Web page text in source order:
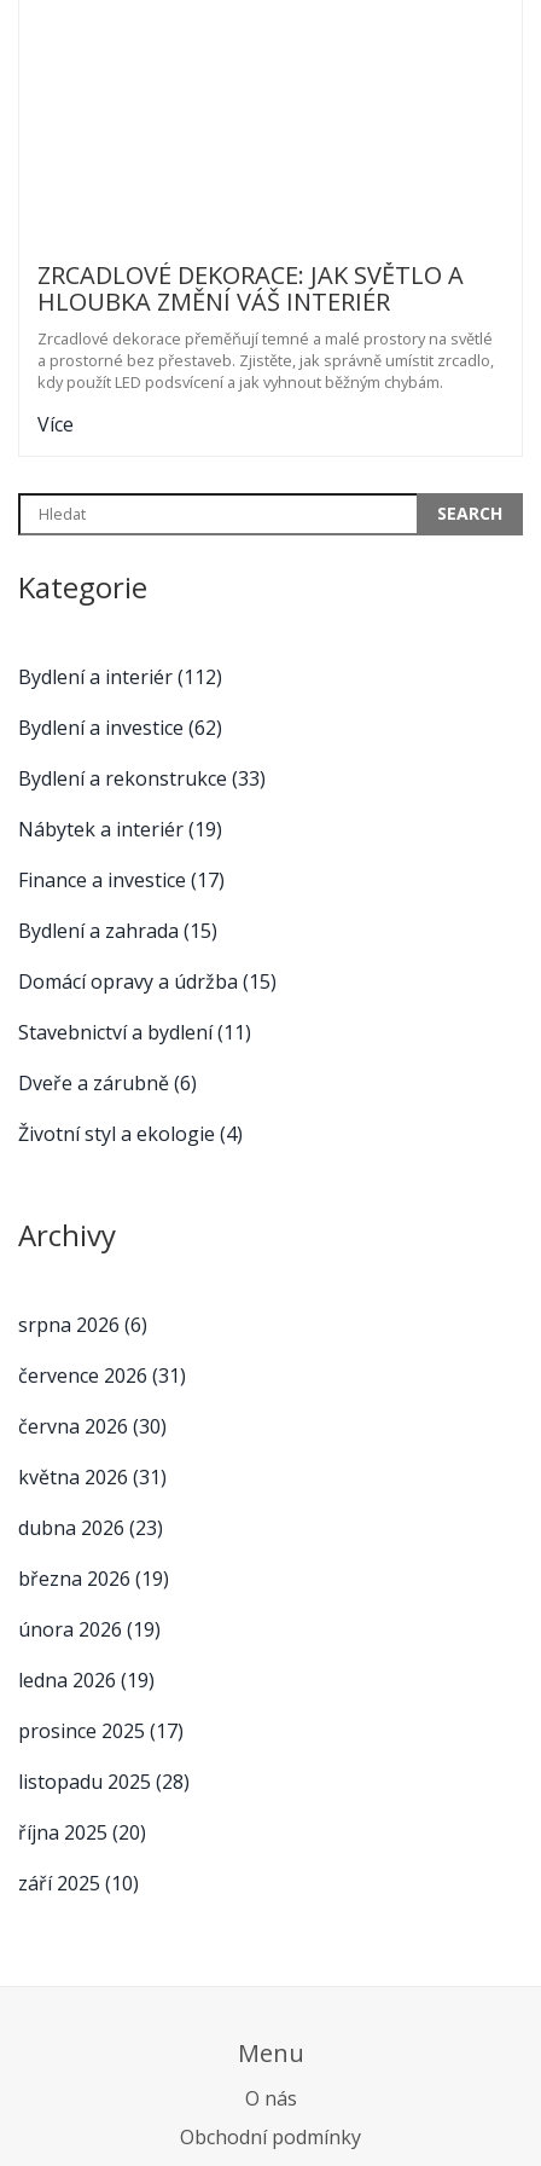
ZRCADLOVÉ DEKORACE: JAK SVĚTLO A
HLOUBKA ZMĚNÍ VÁŠ INTERIÉR
Zrcadlové dekorace přeměňují temné a malé prostory na světlé
a prostorné bez přestaveb. Zjistěte, jak správně umístit zrcadlo,
kdy použít LED podsvícení a jak vyhnout běžným chybám.
Více
Kategorie
Bydlení a interiér(112)
Bydlení a investice (62)
Bydlení a rekonstrukce (33)
Nábytek a interiér(19)
Finance a investice (17)
Bydlení a zahrada (15)
Domácí opravy a údržba (15)
Stavebnictví a bydlení(11)
Dveře a zárubně(6)
Životní styl a ekologie (4)
Archivy
srpna 2026 (6)
července 2026 (31)
června 2026 (30)
května 2026 (31)
dubna 2026 (23)
března 2026 (19)
února 2026 (19)
ledna 2026 (19)
prosince 2025 (17)
listopadu 2025 (28)
října 2025 (20)
září 2025 (10)
Menu
O nás
Obchodní podmínky